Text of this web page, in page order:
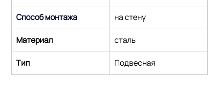
Способ монтажа на стену
Maтериал сталь
Тип Подвесная